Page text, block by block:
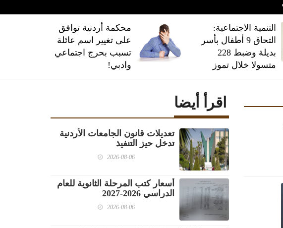
‏التنمية الاجتماعية:
التحاق 9 أطفال بأسر
بديلة وضبط 228
متسولا خلال تموز
محكمة أردنية توافق
على تغيير اسم عائلة
تسبب بحرج اجتماعي
وادبي!
اقرأ أيضا
تعديلات قانون الجامعات الأردنية
تدخل حيز التنفيذ
2026-08-06
أسعار كتب المرحلة الثانوية للعام
الدراسي 2026-2027
2026-08-06